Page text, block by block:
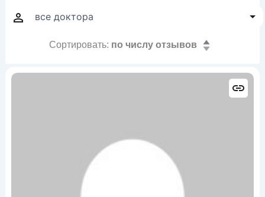
Сортировать: по числу отзывов